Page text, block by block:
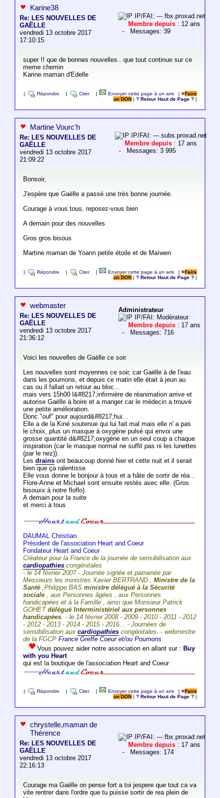
Karine38
Re: LES NOUVELLES DE
GAËLLE
vendredi 13 octobre 2017
17:10:15
IP/FAI: ---.fbx.proxad.net
Membre depuis : 12 ans
- Messages: 39
super !! que de bonnes nouvelles.. que tout continue sur ce
meme chemin
Karine maman d'Edelle
Répondre Citer Envoyer cette page à un ami |
Faire
un DON
|? Retour Haut de Page ?
Martine Vourc'h
Re: LES NOUVELLES DE
GAËLLE
vendredi 13 octobre 2017
21:09:22
IP/FAI: ---.subs.proxad.net
Membre depuis : 17 ans
- Messages: 3 995
Bonsoir,
J'espère que Gaëlle a passé une très bonne journée.
Courage à vous tous, reposez-vous bien
A demain pour des nouvelles
Gros gros bisous
Martine maman de Yoann petite étoile et de Maïwen
Répondre Citer Envoyer cette page à un ami |
Faire
un DON
|? Retour Haut de Page ?
webmaster
Re: LES NOUVELLES DE
GAËLLE
vendredi 13 octobre 2017
21:36:12
Administrateur
IP/FAI: Modérateur
Membre depuis : 17 ans
- Messages: 716
Voici les nouvelles de Gaëlle ce soir
Les nouvelles sont moyennes ce soir, car Gaëlle à de l'eau
dans les poumons, et depuis ce matin elle était à jeun au
cas ou il fallait un retour au bloc...
mais vers 15h00 l&#8217;infirmière de réanimation arrive et
autorise Gaëlle à boire et a manger car le médecin a trouvé
une petite amélioration.
Donc "ouf" pour aujourd&#8217;hui...
Elle a de la Kiné soutenue qui lui fait mal mais elle n' a pas
le choix, plus un masque à oxygène pulsé qui envoi une
grosse quantité d&#8217;oxygéne en un seul coup a chaque
inspiration (car le masque normal ne suffit pas ni les lunettes
(par le nez)).
Les drainsont beaucoup donné hier et cette nuit et il serait
bien que ça ralentisse.
Elle vous donne le bonjour à tous et a hâte de sortir de réa...
Flore-Anne et Michael sont ensuite restés avec elle. (Gros
bisouxx à notre floflo).
A demain pour la suite
et merci à tous
DAUMAL Christian
Président de l'association Heart and Coeur
Fondateur Heart and Coeur
Créateur pour la France de la journée de sensibilisation aux
cardiopathiescongénitales
- le 14 février 2007 - Journée signée et parrainée par
Messieurs les ministres Xavier BERTRAND , Ministre de la
Santé,Philippe BAS ministre délégué à la Sécurité
sociale, aux Personnes âgées , aux Personnes
handicapées et à la Famille , ainsi que Monsieur Patrick
GOHETdélégué Interministériel aux personnes
handicapées. - le 14 février 2008 - 2009 - 2010 - 2011 - 2012
- 2012 - 2013 - 2014 - 2015 - 2016... - Journées de
sensibilisation aux cardiopathiescongénitales. - webmestre
de la FGCP France Greffe Coeur et/ou Poumons
Vous pouvez aider notre association en allant sur : Buy
with you Heart
qui est la boutique de l'association Heart and Coeur
Répondre Citer Envoyer cette page à un ami |
Faire
un DON
|? Retour Haut de Page ?
chrystelle,maman de
Thérence
Re: LES NOUVELLES DE
GAËLLE
vendredi 13 octobre 2017
22:16:13
IP/FAI: ---.fbx.proxad.net
Membre depuis : 17 ans
- Messages: 174
Courage ma Gaëlle on pense fort a toi jespere que tout ca va
vite rentrer dans l'ordre que tu puisse sortir de rea plein de